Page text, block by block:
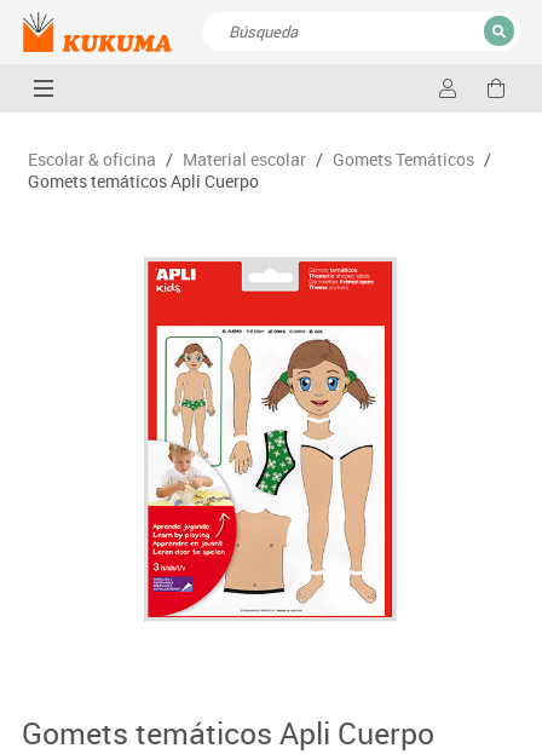
CERRAR
Escolar & oficina / Material escolar / Gomets Temáticos /
Gomets temáticos Apli Cuerpo
Gomets temáticos Apli Cuerpo